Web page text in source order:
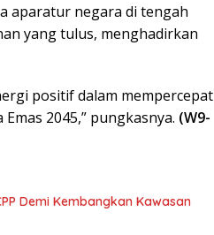
aparatur negara di tengah
yang tulus, menghadirkan
positif dalam mempercepat
2045,” pungkasnya. (W9-
Demi Kembangkan Kawasan